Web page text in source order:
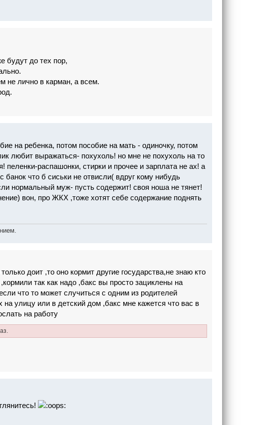
будут до тех пор,
не лично в карман, а всем.
на ребенка, потом пособие на мать - одиночку, потом
любит выражаться- похухоль! но мне не похухоль на то
пеленки-распашонки, стирки и прочее и зарплата не ах! а
банок что б сиськи не отвисли( вдруг кому нибудь
нормальный муж- пусть содержит! своя ноша не тянет!
вон, про ЖКХ ,тоже хотят себе содержание поднять
доит ,то оно кормит другие государства,не знаю кто
так как надо ,бакс вы просто зациклены на
что то может случиться с одним из родителей
на улицу или в детский дом ,бакс мне кажется что вас в
на работу